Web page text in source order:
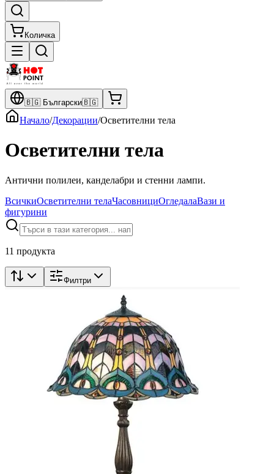
Количка
🇧🇬 Български🇧🇬
Начало/Декорации/Осветителни тела
Осветителни тела
Антични полилеи, канделабри и стенни лампи.
ВсичкиОсветителни телаЧасовнициОгледалаВази и
фигурини
11 продукта
Филтри